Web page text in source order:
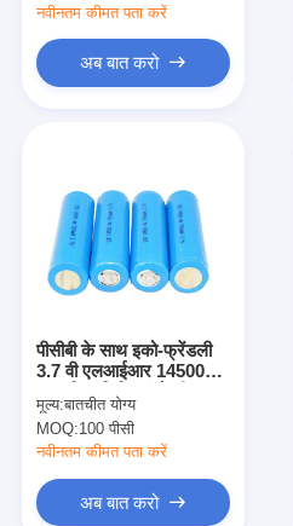
नवीनतम कीमत पता करें
अब बात करो
पीसीबी के साथ इको-फ्रेंडली
3.7 वी एलआईआर 14500
प्राथमिक लिथियम बैटरी 600
एमएएच
मूल्य:बातचीत योग्य
MOQ:100 पीसी
नवीनतम कीमत पता करें
अब बात करो